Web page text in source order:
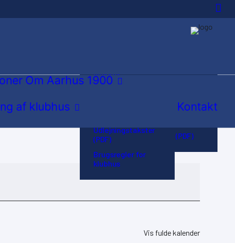
Om Aarhus 1900
medlem?
Hovedbestyrelse
Vedtægter (PDF)
af klubhus
klubhus
Udlejningstakster
(PDF)
Brugsregler for
klubhus
Kontakt
Vis fulde kalender